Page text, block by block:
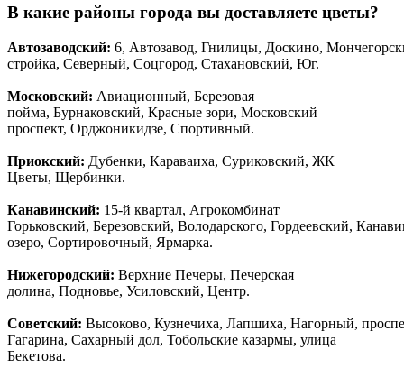
В какие районы города вы доставляете цветы?
Автозаводский: 6, Автозавод, Гнилицы, Доскино,
стройка, Северный, Соцгород, Стахановский, Юг.
Московский: Авиационный, Березовая
пойма, Бурнаковский, Красные зори, Московский
проспект, Орджоникидзе, Спортивный.
Приокский: Дубенки, Караваиха, Суриковский, ЖК
Цветы, Щербинки.
Канавинский: 15-й квартал, Агрокомбинат
Горьковский, Березовский, Володарского, Гордеевский,
озеро, Сортировочный, Ярмарка.
Нижегородский: Верхние Печеры, Печерская
долина, Подновье, Усиловский, Центр.
Советский: Высоково, Кузнечиха, Лапшиха, Нагорный,
Гагарина, Сахарный дол, Тобольские казармы, улица
Бекетова.